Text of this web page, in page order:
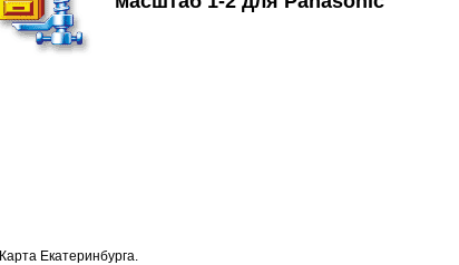
Карта Екатеринбурга.